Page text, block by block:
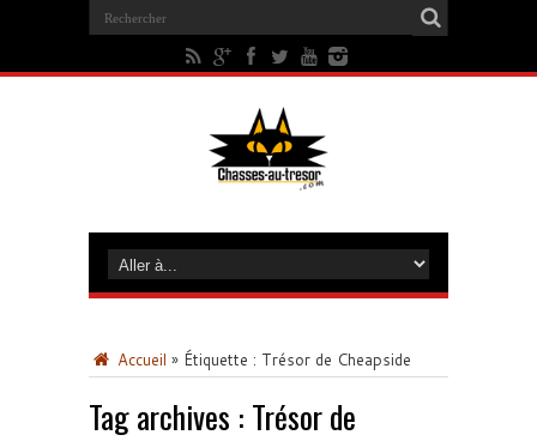
Accueil » Étiquette : Trésor de Cheapside
Tag archives : Trésor de